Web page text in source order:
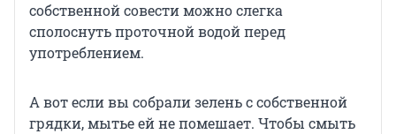
собственной совести можно слегка
сполоснуть проточной водой перед
употреблением.
А вот если вы собрали зелень с собственной
грядки, мытье ей не помешает. Чтобы смыть